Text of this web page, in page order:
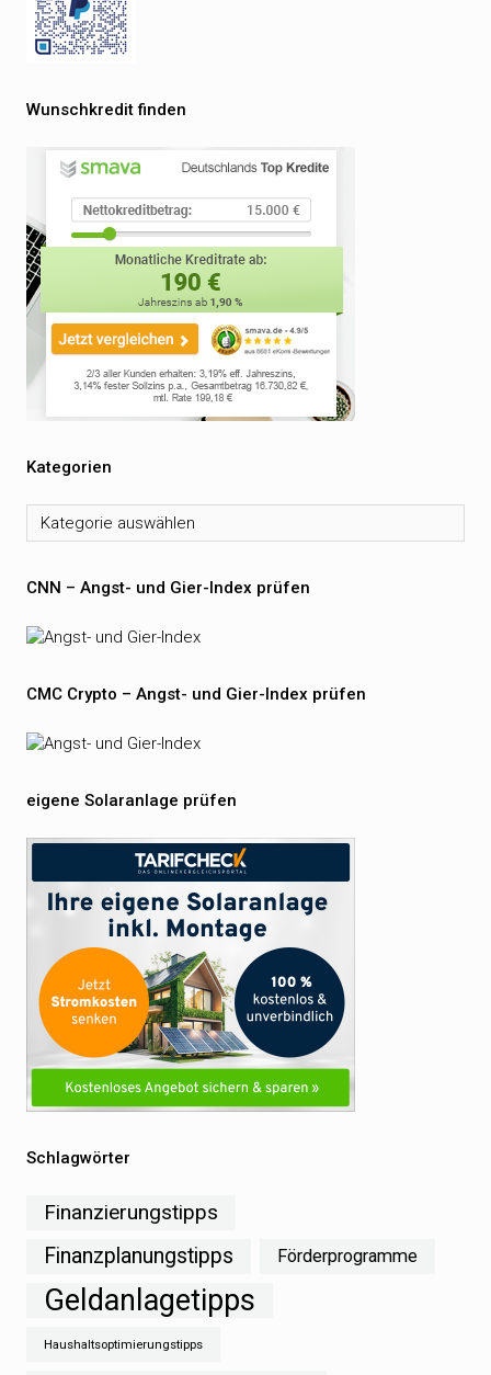
Wunschkredit finden
Kategorien
Kategorien
CNN – Angst- und Gier-Index prüfen
CMC Crypto – Angst- und Gier-Index prüfen
eigene Solaranlage prüfen
Schlagwörter
Finanzierungstipps
Finanzplanungstipps
Förderprogramme
Geldanlagetipps
Haushaltsoptimierungstipps